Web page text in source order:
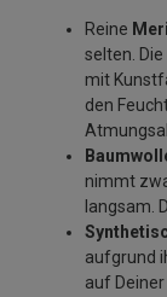
Reine
selten.
mit
den
nimmt
langsam.
aufgrund
auf